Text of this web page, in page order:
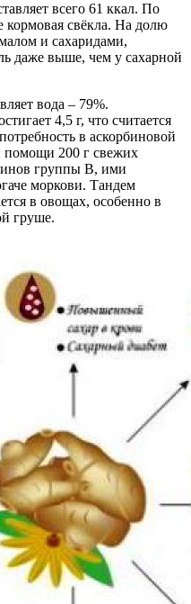
всего 61 ккал. По
кормовая свёкла. На долю
и сахаридами,
даже выше, чем у сахарной
вода – 79%.
4,5 г, что считается
в аскорбиновой
помощи 200 г свежих
группы B, ими
моркови. Тандем
в овощах, особенно в
груше.